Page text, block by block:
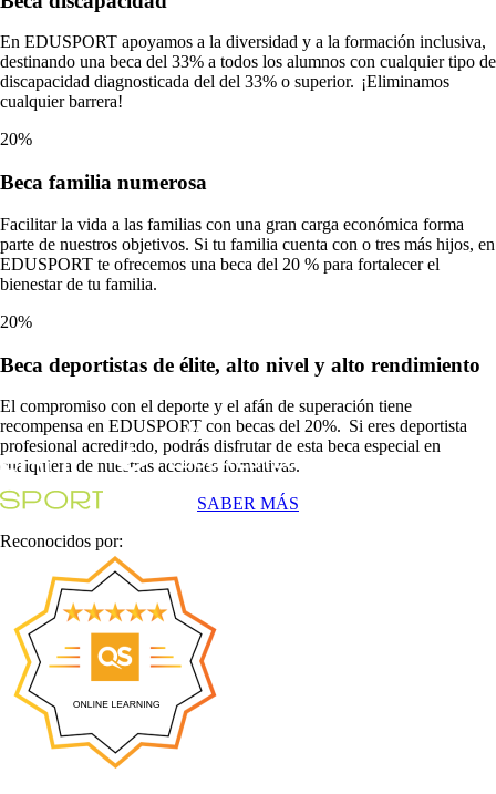
En EDUSPORT apoyamos a la diversidad y a la formación inclusiva,
destinando una beca del 33% a todos los alumnos con cualquier tipo de
discapacidad diagnosticada del del 33% o superior. ¡Eliminamos
cualquier barrera!
20%
Beca familia numerosa
Facilitar la vida a las familias con una gran carga económica forma
parte de nuestros objetivos. Si tu familia cuenta con o tres más hijos, en
EDUSPORT te ofrecemos una beca del 20 % para fortalecer el
bienestar de tu familia.
20%
Beca deportistas de élite, alto nivel y alto rendimiento
El compromiso con el deporte y el afán de superación tiene
recompensa en EDUSPORT con becas del 20%. Si eres deportista
profesional acreditado, podrás disfrutar de esta beca especial en
cualquiera de nuestras acciones formativas.
SABER MÁS
Reconocidos por: